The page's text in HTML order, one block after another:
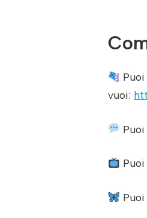
vuoi: